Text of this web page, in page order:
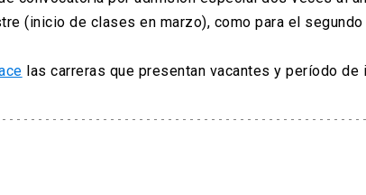
(inicio de clases en marzo), como para el
las carreras que presentan vacantes y período de